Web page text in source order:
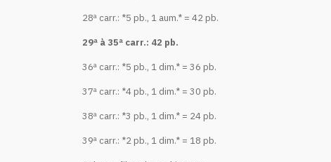
28ª carr.: *5 pb., 1 aum.* = 42 pb.
29ª à 35ª carr.: 42 pb.
36ª carr.: *5 pb., 1 dim.* = 36 pb.
37ª carr.: *4 pb., 1 dim.* = 30 pb.
38ª carr.: *3 pb., 1 dim.* = 24 pb.
39ª carr.: *2 pb., 1 dim.* = 18 pb.